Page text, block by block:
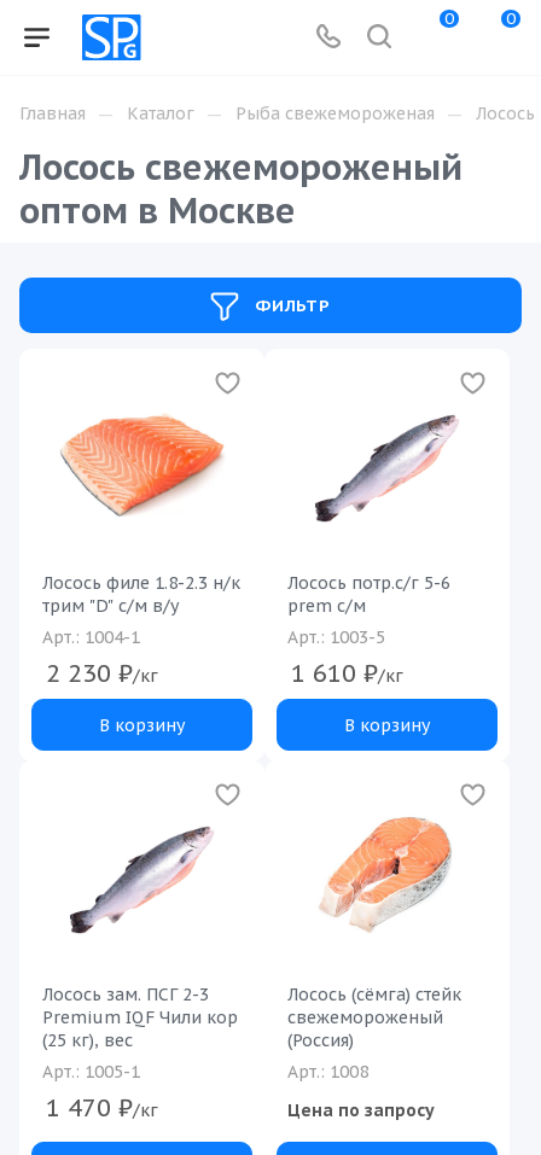
0 0
Главная — Каталог — Рыба свежемороженая — Лосось
Лосось свежемороженый
оптом в Москве
ФИЛЬТР
Лосось филе 1.8-2.3 н/к
трим "D" с/м в/у
Арт.: 1004-1
2 230 ₽/кг
В корзину
Лосось потр.с/г 5-6
prem с/м
Арт.: 1003-5
1 610 ₽/кг
В корзину
Лосось зам. ПСГ 2-3
Premium IQF Чили кор
(25 кг), вес
Арт.: 1005-1
1 470 ₽/кг
Лосось (сёмга) стейк
свежемороженый
(Россия)
Арт.: 1008
Цена по запросу